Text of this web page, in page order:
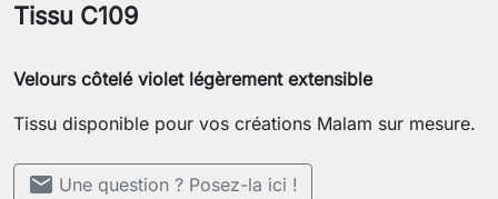
Tissu C109
Velours côtelé violet légèrement extensible
Tissu disponible pour vos créations Malam sur mesure.
mail Une question ? Posez-la ici !